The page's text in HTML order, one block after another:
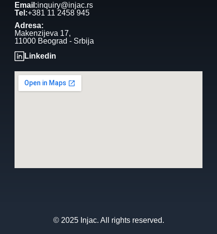
Email:inquiry@injac.rs
Tel:+381 11 2458 945
Adresa:
Makenzijeva 17,
11000 Beograd - Srbija
Linkedin
© 2025 Injac. All rights reserved.